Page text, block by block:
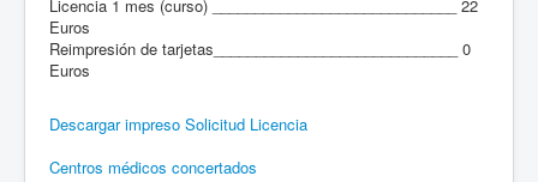
Licencia 1 mes (curso) _____________________________ 22
Euros
Reimpresión de tarjetas_____________________________ 0
Euros
Descargar impreso Solicitud Licencia
Centros médicos concertados